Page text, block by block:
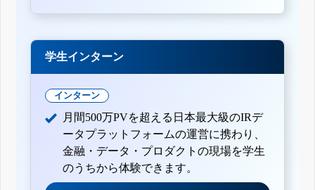
学生インターン
インターン
月間500万PVを超える日本最大級のIRデ
ータプラットフォームの運営に携わり、
金融・データ・プロダクトの現場を学生
のうちから体験できます。